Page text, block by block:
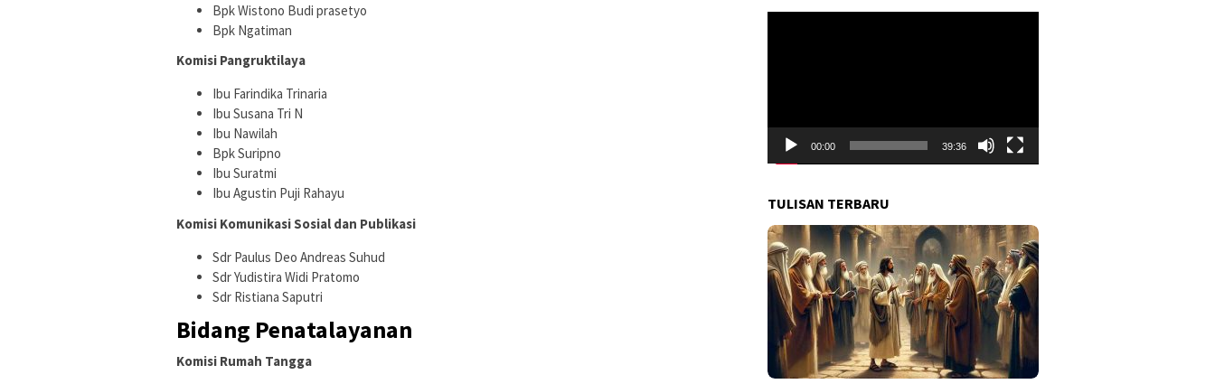
Bpk Wistono Budi prasetyo
Bpk Ngatiman
Komisi Pangruktilaya
Ibu Farindika Trinaria
Ibu Susana Tri N
Ibu Nawilah
Bpk Suripno
Ibu Suratmi
Ibu Agustin Puji Rahayu
Komisi Komunikasi Sosial dan Publikasi
Sdr Paulus Deo Andreas Suhud
Sdr Yudistira Widi Pratomo
Sdr Ristiana Saputri
Bidang Penatalayanan
Komisi Rumah Tangga
00:00 39:36
TULISAN TERBARU